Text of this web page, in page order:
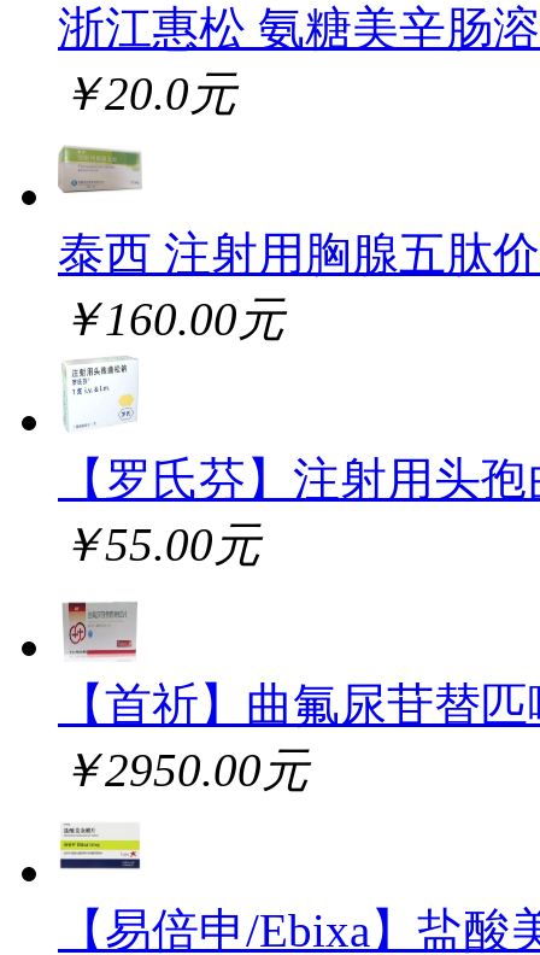
浙江惠松 氨糖美辛肠
￥20.0元
泰西 注射用胸腺五肽
￥160.00元
【罗氏芬】注射用头
￥55.00元
【首祈】曲氟尿苷替
￥2950.00元
【易倍申/Ebixa】盐酸